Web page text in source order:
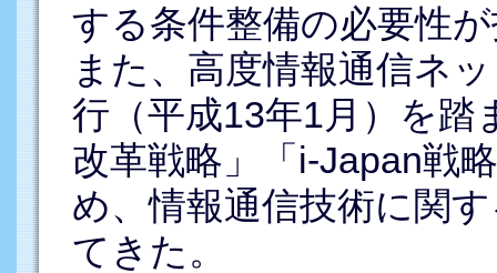
する条件整備の必要性
また、高度情報通信ネ
行（平成13年1月）を踏
改革戦略」「i-Japan戦
め、情報通信技術に関
てきた。